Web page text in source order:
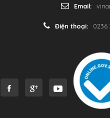
Email:
Điện thoại: 0236